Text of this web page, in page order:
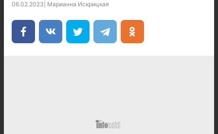
06.02.2023 Марианна Искрицкая